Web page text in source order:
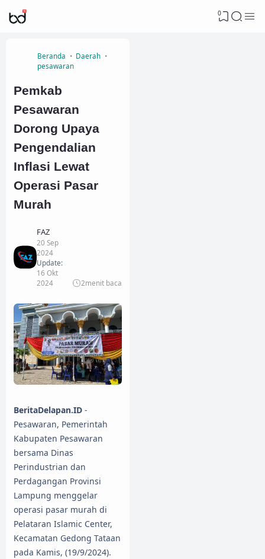
0
Beranda
Daerah
pesawaran
Pemkab
Pesawaran
Dorong Upaya
Pengendalian
Inflasi Lewat
Operasi Pasar
Murah
FAZ
20 Sep
2024
Update:
16 Okt
2024
2menit baca
BeritaDelapan.ID -
Pesawaran, Pemerintah
Kabupaten Pesawaran
bersama Dinas
Perindustrian dan
Perdagangan Provinsi
Lampung menggelar
operasi pasar murah di
Pelataran Islamic Center,
Kecamatan Gedong Tataan
pada Kamis, (19/9/2024).